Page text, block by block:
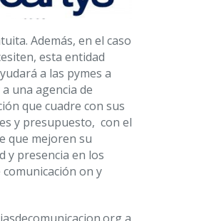
Además, en el caso
esta entidad
a las pymes a
una agencia de
que cuadre con sus
y presupuesto, con el
que mejoren su
y presencia en los
comunicación on y